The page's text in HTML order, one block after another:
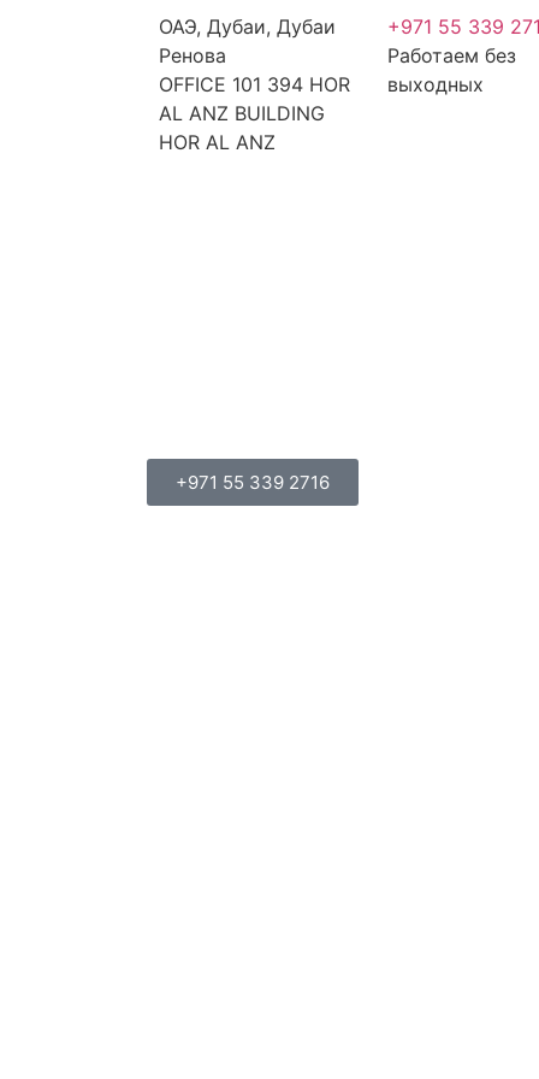
ОАЭ, Дубаи, Дубаи
Ренова
OFFICE 101 394 HOR
AL ANZ BUILDING
HOR AL ANZ
+971 55 339
Работаем без
выходных
+971 55 339 2716